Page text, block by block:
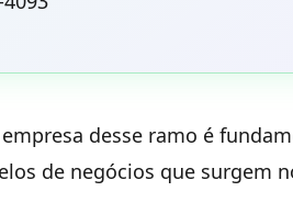
desse ramo é
de negócios que surgem